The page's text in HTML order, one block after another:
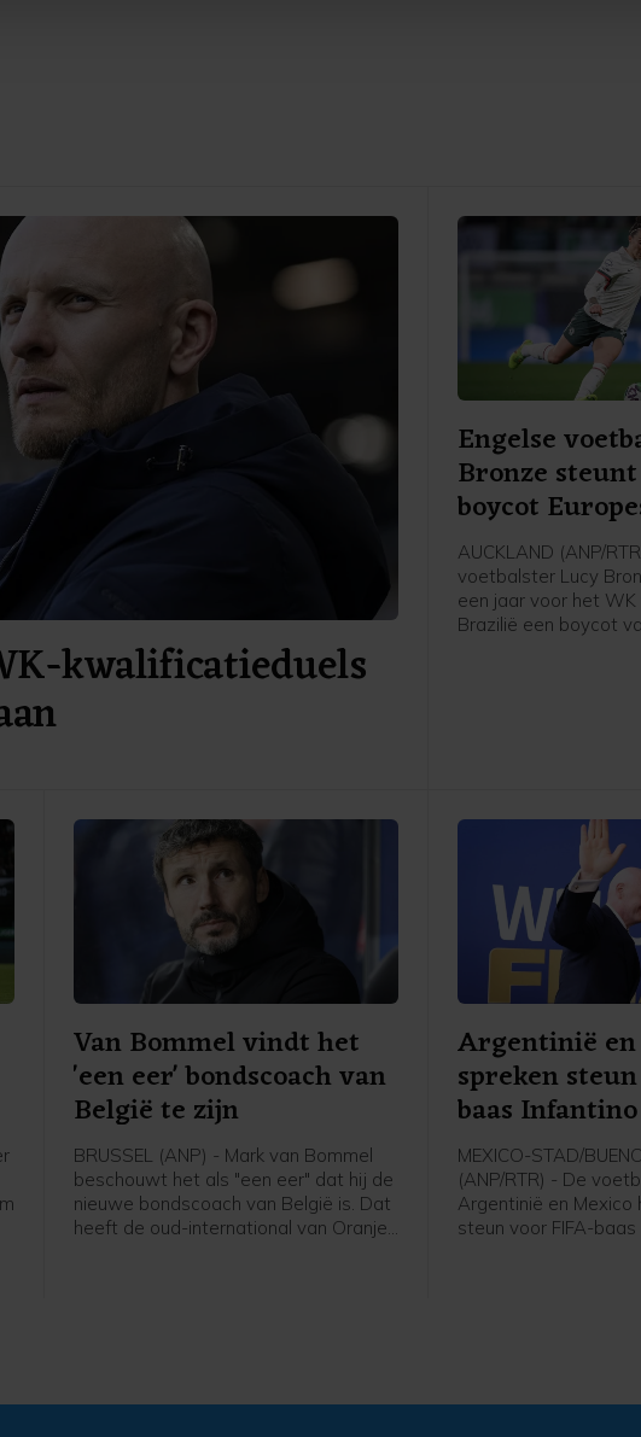
kwalificatieduels
Engelse
Bronze
boycot
speelsters
AUCKLAND (ANP/
voetbalster Lucy
een jaar voor het
Brazilië een boycot
voor onze sport. Als
we sommige
boycotten, dan moet
aldus Bronze in
oefenduel met
Zeeland tegen
Van Bommel vindt het
'een eer' bondscoach van
België te zijn
BRUSSEL (ANP) - Mark van Bommel
beschouwt het als "een eer" dat hij de
nieuwe bondscoach van België is. Dat
heeft de oud-international van Oranje
Argentinië
spreken
baas
MEXICO-STAD/
(ANP/RTR) - De
Argentinië en Mexico
steun voor FIFA-baas